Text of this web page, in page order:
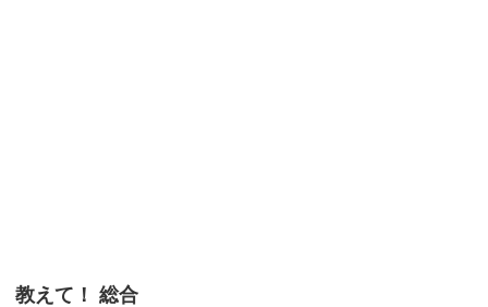
教えて！ 総合